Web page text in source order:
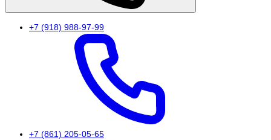
+7 (918) 988-97-99
+7 (861) 205-05-65